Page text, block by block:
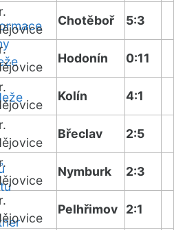
Chotěboř 5:3
Hodonín 0:11
Kolín 4:1
Břeclav 2:5
Nymburk 2:3
Pelhřimov 2:1